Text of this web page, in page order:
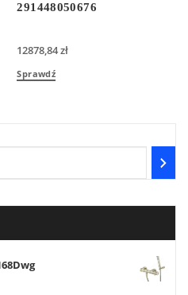
291448050676
12878,84zł
Sprawdź